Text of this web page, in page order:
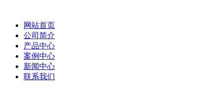
网站首页
公司简介
产品中心
案例中心
新闻中心
联系我们